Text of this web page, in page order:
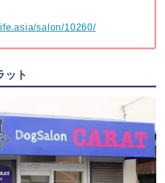
salon/10260/
ット